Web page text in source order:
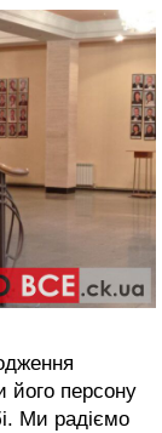
персону
Ми радіємо